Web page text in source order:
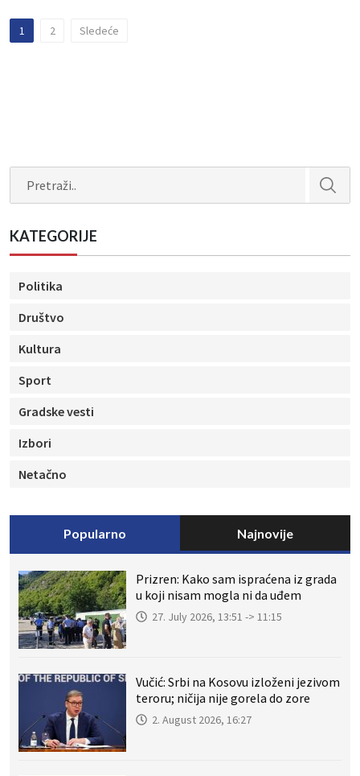
1 2 Sledeće
KATEGORIJE
Politika
Društvo
Kultura
Sport
Gradske vesti
Izbori
Netačno
Popularno Najnovije
Prizren: Kako sam ispraćena iz grada
u koji nisam mogla ni da uđem
27. July 2026, 13:51 -> 11:15
Vučić: Srbi na Kosovu izloženi jezivom
teroru; ničija nije gorela do zore
2. August 2026, 16:27